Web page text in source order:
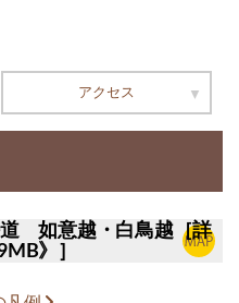
アクセス
道 如意越・白鳥越［詳
》］